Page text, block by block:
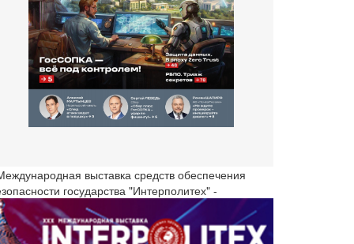
выставка средств обеспечения
государства "Интерполитех" -